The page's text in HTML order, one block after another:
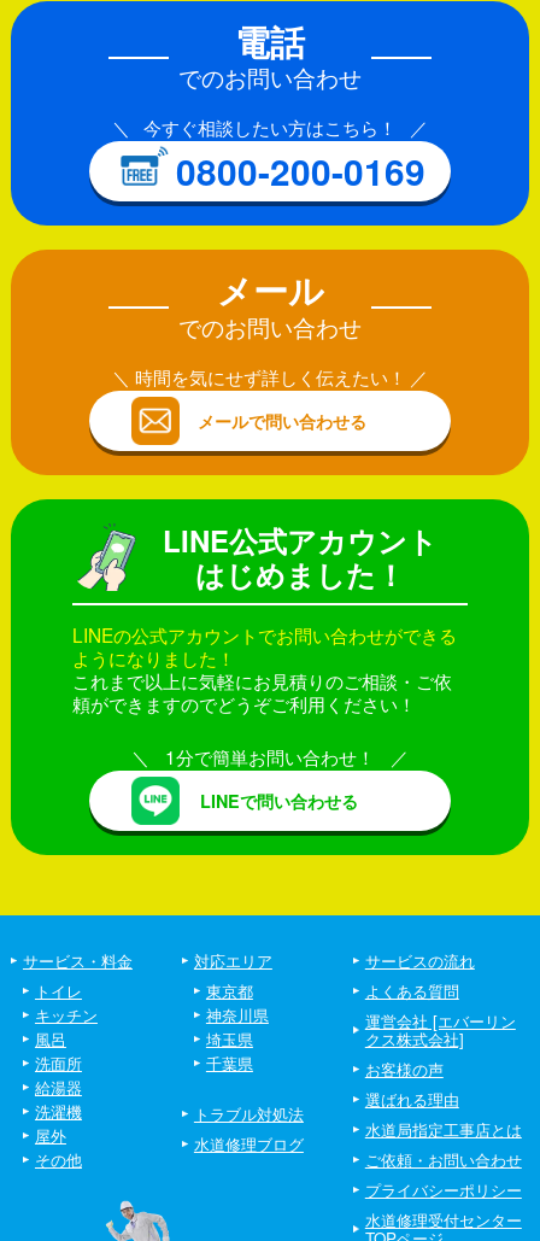
電話
でのお問い合わせ
今すぐ相談したい方はこちら！
0800-200-0169
メール
でのお問い合わせ
時間を気にせず詳しく伝えたい！
メールで問い合わせる
LINE公式アカウント
はじめました！
LINEの公式アカウントでお問い合わせができる
ようになりました！
これまで以上に気軽にお見積りのご相談・ご依
頼ができますのでどうぞご利用ください！
1分で簡単お問い合わせ！
LINEで問い合わせる
サービス・料金
トイレ
キッチン
風呂
洗面所
給湯器
洗濯機
屋外
その他
対応エリア
東京都
神奈川県
埼玉県
千葉県
トラブル対処法
水道修理ブログ
サービスの流れ
よくある質問
運営会社 [エバーリン
クス株式会社]
お客様の声
選ばれる理由
水道局指定工事店とは
ご依頼・お問い合わせ
プライバシーポリシー
水道修理受付センター